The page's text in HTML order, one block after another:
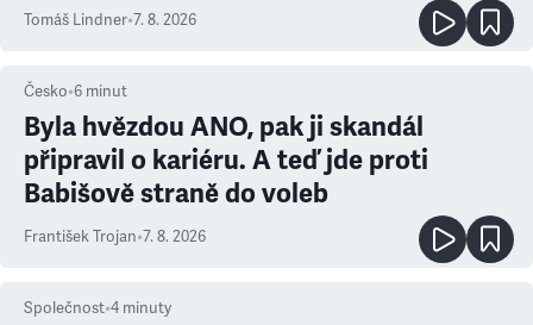
Tomáš Lindner•7. 8. 2026
Česko•6 minut
Byla hvězdou ANO, pak ji skandál
připravil o kariéru. A teď jde proti
Babišově straně do voleb
František Trojan•7. 8. 2026
Společnost•4 minuty